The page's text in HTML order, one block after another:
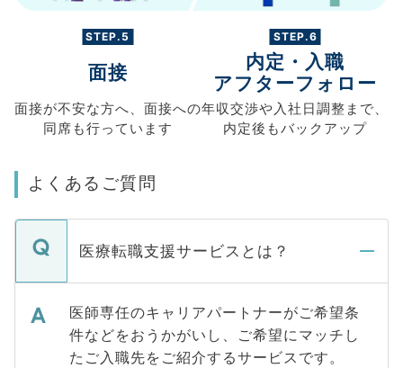
STEP.5
面接
面接が不安な方へ、 面接への
同席も行っています
STEP.6
内定・入職
アフターフォロー
年収交渉や入社日調整まで、
内定後もバックアップ
よくあるご質問
医療転職支援サービスとは？
医師専任のキャリアパートナーがご希望条
件などをおうかがいし、ご希望にマッチし
たご入職先をご紹介するサービスです。